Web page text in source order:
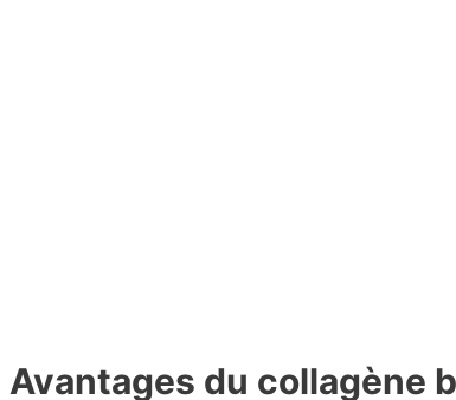
Avantages du collagène